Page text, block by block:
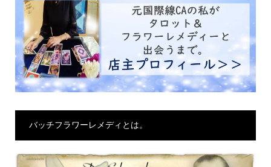
バッチフラワーレメディとは。